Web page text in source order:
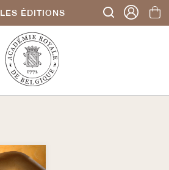
LES ÉDITIONS